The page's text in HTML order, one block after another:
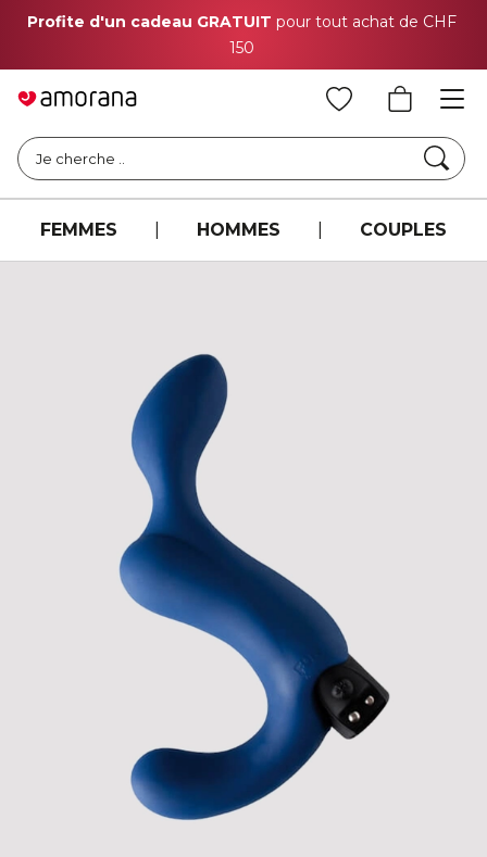
Profite d'un cadeau GRATUIT pour tout achat de CHF
150
Je cherche ..
FEMMES HOMMES COUPLES